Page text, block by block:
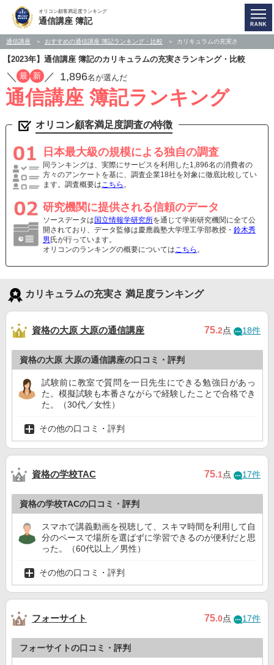
オリコン顧客満足度ランキング
通信講座 簿記
通信講座 おすすめの通信講座 簿記ランキング・比較 カリキュラムの充実さ
【2023年】通信講座 簿記のカリキュラムの充実さランキング・比較
／ 最 新 ／ 1,896名が選んだ
通信講座 簿記ランキング
オリコン顧客満足度調査の特徴
日本最大級の規模による独自の調査
同ランキングは、実際にサービスを利用した1,896名の消費者の
方々のアンケートを基に、調査企業18社を対象に徹底比較してい
ます。調査概要はこちら 。
研究機関に提供される信頼のデータ
ソースデータは 国立情報学研究所を通じて学術研究機関に全て公
開されており、データ監修は慶應義塾大学理工学部教授・ 鈴木秀
男 氏が行っています。
オリコンのランキングの概要についてはこちら 。
カリキュラムの充実さ 満足度ランキング
資格の大原 大原の通信講座 75.2点 18件
資格の大原 大原の通信講座の口コミ・評判
試験前に教室で質問を一日先生にできる勉強日があっ
た。模擬試験も本番さながらで経験したことで合格でき
た。（30代／女性）
その他の口コミ・評判
資格の学校TAC 75.1点 17件
資格の学校TACの口コミ・評判
スマホで講義動画を視聴して、スキマ時間を利用して自
分のペースで場所を選ばずに学習できるのが便利だと思
った。（60代以上／男性）
その他の口コミ・評判
フォーサイト 75.0点 17件
フォーサイトの口コミ・評判